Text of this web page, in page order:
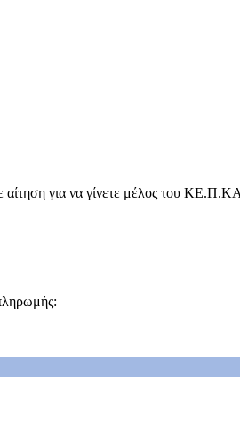
για να γίνετε μέλος του